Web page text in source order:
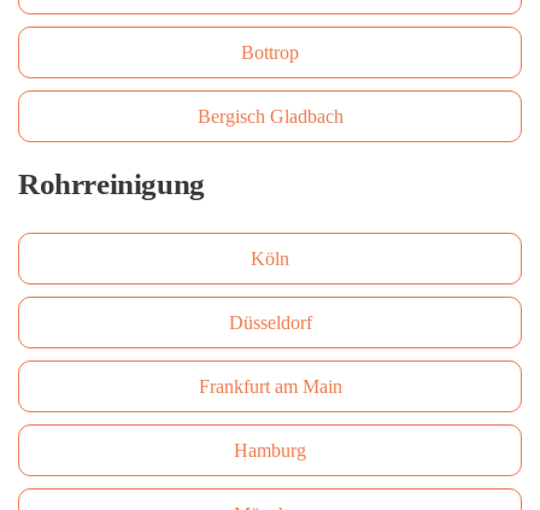
Bottrop
Bergisch Gladbach
Rohrreinigung
Köln
Düsseldorf
Frankfurt am Main
Hamburg